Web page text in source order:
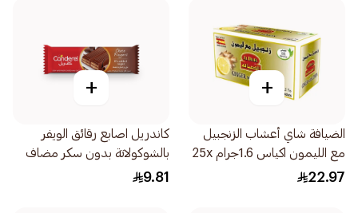
+
الضيافة شاي أعشاب الزنجبيل
مع الليمون اكياس 1.6جرام 25x
حبة
22.97
+
كاندريل اصابع رقائق الويفر
بالشوكولاتة بدون سكر مضاف
21.5جرام
9.81